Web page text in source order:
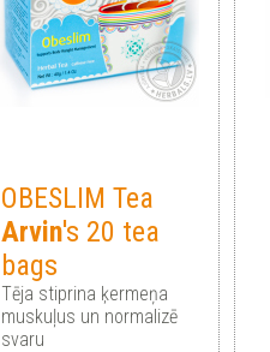
OBESLIM Tea
Arvin's 20 tea
bags
Tēja stiprina ķermeņa
muskuļus un normalizē
svaru